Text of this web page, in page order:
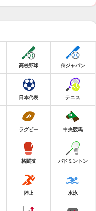
高校野球 侍ジャパン
日本代表 テニス
ラグビー 中央競馬
格闘技 バドミントン
陸上 水泳